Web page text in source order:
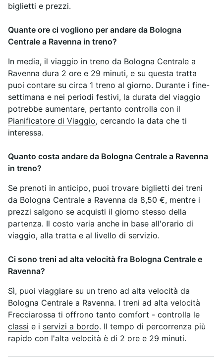
biglietti e prezzi.
Quante ore ci vogliono per andare da Bologna
Centrale a Ravenna in treno?
In media, il viaggio in treno da Bologna Centrale a
Ravenna dura 2 ore e 29 minuti, e su questa tratta
puoi contare su circa 1 treno al giorno. Durante i fine-
settimana e nei periodi festivi, la durata del viaggio
potrebbe aumentare, pertanto controlla con il
Pianificatore di Viaggio, cercando la data che ti
interessa.
Quanto costa andare da Bologna Centrale a Ravenna
in treno?
Se prenoti in anticipo, puoi trovare biglietti dei treni
da Bologna Centrale a Ravenna da 8,50 €, mentre i
prezzi salgono se acquisti il giorno stesso della
partenza. Il costo varia anche in base all'orario di
viaggio, alla tratta e al livello di servizio.
Ci sono treni ad alta velocità fra Bologna Centrale e
Ravenna?
Sì, puoi viaggiare su un treno ad alta velocità da
Bologna Centrale a Ravenna. I treni ad alta velocità
Frecciarossa ti offrono tanto comfort - controlla le
classi e i servizi a bordo. Il tempo di percorrenza più
rapido con l'alta velocità è di 2 ore e 29 minuti.